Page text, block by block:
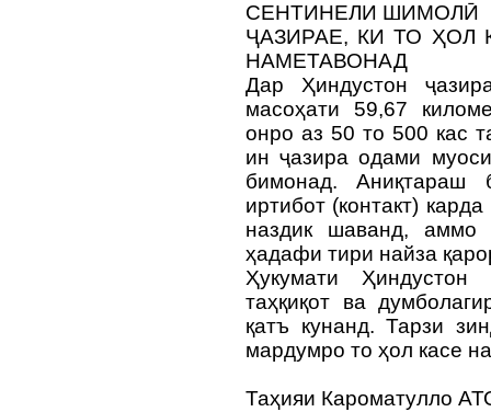
СЕНТИНЕЛИ ШИМОЛӢ
ҶАЗИРАЕ, КИ ТО ҲОЛ
НАМЕТАВОНАД
Дар Ҳиндустон
масоҳати 59,67
онро аз 50 то 500 кас
ин ҷазира одами
бимонад. Аниқтараш
иртибот (контакт)
наздик шаванд, аммо
ҳадафи тири найза
Ҳукумати
таҳқиқот ва
қатъ кунанд. Тарзи
мардумро то ҳол касе
Таҳияи Кароматулло